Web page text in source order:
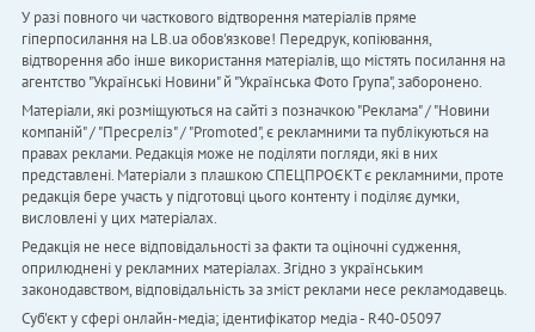
У разі повного чи часткового відтворення матеріалів пряме
гіперпосилання на LB.ua обов'язкове! Передрук, копіювання,
відтворення або інше використання матеріалів, що містять посилання на
агентство "Українськi Новини" й "Українська Фото Група", заборонено.
Матеріали, які розміщуються на сайті з позначкою "Реклама" / "Новини
компаній" / "Пресреліз" / "Promoted", є рекламними та публікуються на
правах реклами. Редакція може не поділяти погляди, які в них
представлені. Матеріали з плашкою СПЕЦПРОЄКТ є рекламними, проте
редакція бере участь у підготовці цього контенту і поділяє думки,
висловлені у цих матеріалах.
Редакція не несе відповідальності за факти та оціночні судження,
оприлюднені у рекламних матеріалах. Згідно з українським
законодавством, відповідальність за зміст реклами несе рекламодавець.
Cуб'єкт у сфері онлайн-медіа; ідентифікатор медіа - R40-05097